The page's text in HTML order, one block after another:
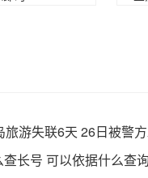
旅游失联6天 26日被警
长号 可以依据什么查